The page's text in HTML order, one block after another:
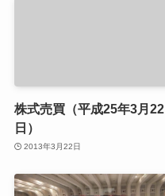
株式売買（平成25年3月22
日）
2013年3月22日